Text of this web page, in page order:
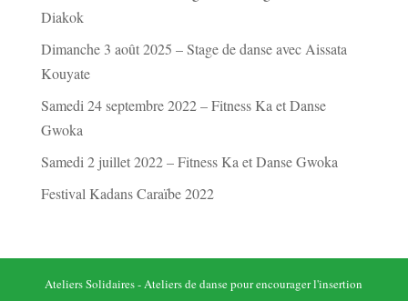
Diakok
Dimanche 3 août 2025 – Stage de danse avec Aissata
Kouyate
Samedi 24 septembre 2022 – Fitness Ka et Danse
Gwoka
Samedi 2 juillet 2022 – Fitness Ka et Danse Gwoka
Festival Kadans Caraïbe 2022
Ateliers Solidaires - Ateliers de danse pour encourager l'insertion